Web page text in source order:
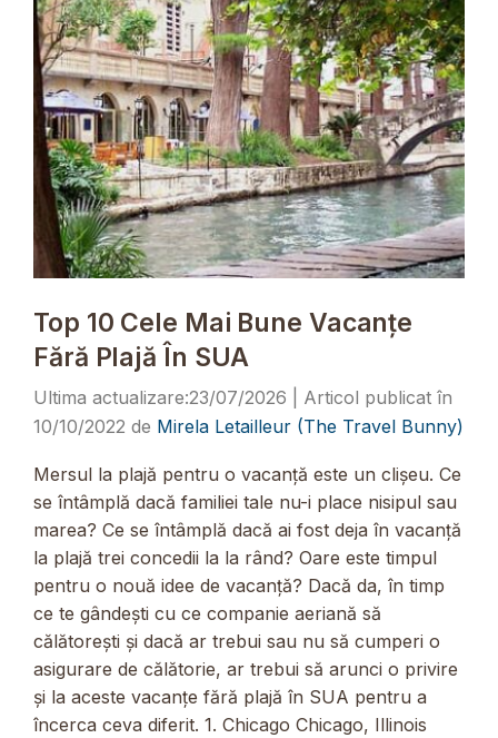
Top 10 Cele Mai Bune Vacanțe
Fără Plajă În SUA
23/07/2026
10/10/2022 de Mirela Letailleur (The Travel Bunny)
Mersul la plajă pentru o vacanță este un clișeu. Ce
se întâmplă dacă familiei tale nu-i place nisipul sau
marea? Ce se întâmplă dacă ai fost deja în vacanță
la plajă trei concedii la la rând? Oare este timpul
pentru o nouă idee de vacanță? Dacă da, în timp
ce te gândești cu ce companie aeriană să
călătorești și dacă ar trebui sau nu să cumperi o
asigurare de călătorie, ar trebui să arunci o privire
și la aceste vacanțe fără plajă în SUA pentru a
încerca ceva diferit. 1. Chicago Chicago, Illinois